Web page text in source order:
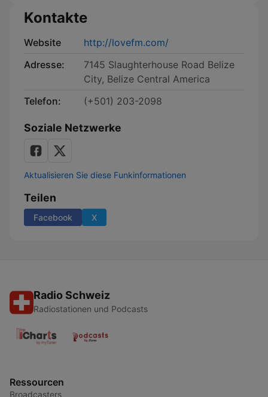
Kontakte
Website
http://lovefm.com/
Adresse:
7145 Slaughterhouse Road Belize
City, Belize Central America
Telefon:
(+501) 203-2098
Soziale Netzwerke
Aktualisieren Sie diese Funkinformationen
Teilen
Facebook X
Radio Schweiz
Radiostationen und Podcasts
Ressourcen
Broadcasters